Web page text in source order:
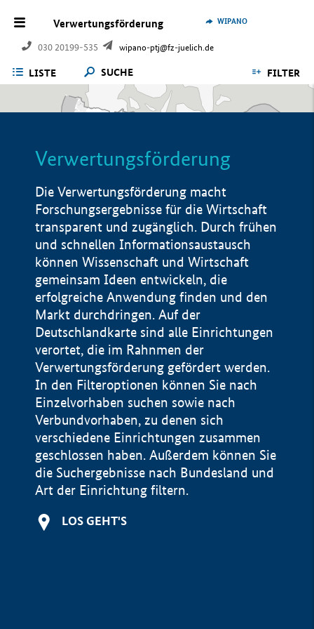
Verwertungsförderung
030 20199-535 wipano-ptj@fz-juelich.de
WIPANO
LISTE SUCHE FILTER
Verwertungsförderung
Die Verwertungsförderung macht
Forschungsergebnisse für die Wirtschaft
transparent und zugänglich. Durch frühen
und schnellen Informationsaustausch
können Wissenschaft und Wirtschaft
gemeinsam Ideen entwickeln, die
erfolgreiche Anwendung finden und den
Markt durchdringen. Auf der
Deutschlandkarte sind alle Einrichtungen
verortet, die im Rahnmen der
Verwertungsförderung gefördert werden.
In den Filteroptionen können Sie nach
Einzelvorhaben suchen sowie nach
Verbundvorhaben, zu denen sich
verschiedene Einrichtungen zusammen
geschlossen haben. Außerdem können Sie
die Suchergebnisse nach Bundesland und
Art der Einrichtung filtern.
LOS GEHT'S